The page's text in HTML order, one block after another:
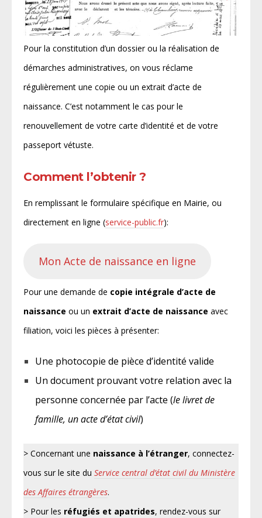
Pour la constitution d’un dossier ou la réalisation de
démarches administratives, on vous réclame
régulièrement une copie ou un extrait d’acte de
naissance. C’est notamment le cas pour le
renouvellement de votre carte d’identité et de votre
passeport vétuste.
Comment l’obtenir ?
En remplissant le formulaire spécifique en Mairie, ou
directement en ligne (service-public.fr):
Mon Acte de naissance en ligne
Pour une demande de copie intégrale d’acte de
naissance ou un extrait d’acte de naissance avec
filiation, voici les pièces à présenter:
Une photocopie de pièce d’identité valide
Un document prouvant votre relation avec la
personne concernée par l’acte (le livret de
famille, un acte d’état civil)
> Concernant une naissance à l’étranger, connectez-
vous sur le site du Service central d’état civil du Ministère
des Affaires étrangères.
> Pour les réfugiés et apatrides, rendez-vous sur